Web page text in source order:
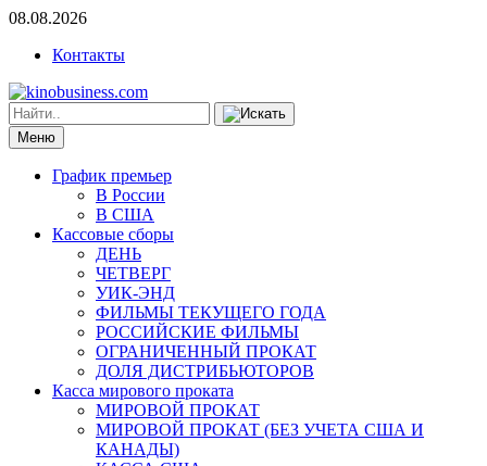
08.08.2026
Контакты
Меню
График премьер
В России
В США
Кассовые сборы
ДЕНЬ
ЧЕТВЕРГ
УИК-ЭНД
ФИЛЬМЫ ТЕКУЩЕГО ГОДА
РОССИЙСКИЕ ФИЛЬМЫ
ОГРАНИЧЕННЫЙ ПРОКАТ
ДОЛЯ ДИСТРИБЬЮТОРОВ
Касса мирового проката
МИРОВОЙ ПРОКАТ
МИРОВОЙ ПРОКАТ (БЕЗ УЧЕТА США И
КАНАДЫ)